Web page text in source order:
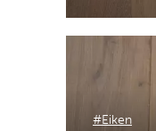
#Eiken